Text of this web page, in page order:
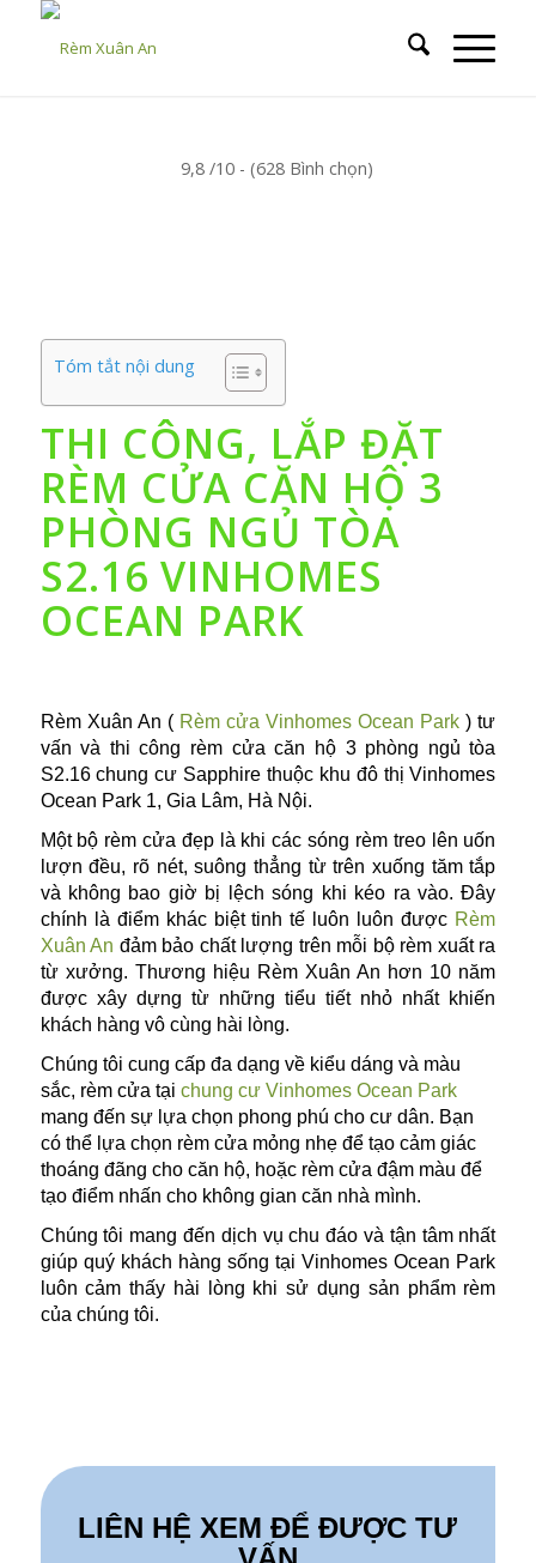
9,8 /10 - (628 Bình chọn)
Tóm tắt nội dung
THI CÔNG, LẮP ĐẶT
RÈM CỬA CĂN HỘ 3
PHÒNG NGỦ TÒA
S2.16 VINHOMES
OCEAN PARK
Rèm Xuân An ( Rèm cửa Vinhomes Ocean Park ) tư
vấn và thi công rèm cửa căn hộ 3 phòng ngủ tòa
S2.16 chung cư Sapphire thuộc khu đô thị Vinhomes
Ocean Park 1, Gia Lâm, Hà Nội.
Một bộ rèm cửa đẹp là khi các sóng rèm treo lên uốn
lượn đều, rõ nét, suông thẳng từ trên xuống tăm tắp
và không bao giờ bị lệch sóng khi kéo ra vào. Đây
chính là điểm khác biệt tinh tế luôn luôn được Rèm
Xuân An đảm bảo chất lượng trên mỗi bộ rèm xuất ra
từ xưởng. Thương hiệu Rèm Xuân An hơn 10 năm
được xây dựng từ những tiểu tiết nhỏ nhất khiến
khách hàng vô cùng hài lòng.
Chúng tôi cung cấp đa dạng về kiểu dáng và màu
sắc, rèm cửa tại chung cư Vinhomes Ocean Park
mang đến sự lựa chọn phong phú cho cư dân. Bạn
có thể lựa chọn rèm cửa mỏng nhẹ để tạo cảm giác
thoáng đãng cho căn hộ, hoặc rèm cửa đậm màu để
tạo điểm nhấn cho không gian căn nhà mình.
Chúng tôi mang đến dịch vụ chu đáo và tận tâm nhất
giúp quý khách hàng sống tại Vinhomes Ocean Park
luôn cảm thấy hài lòng khi sử dụng sản phẩm rèm
của chúng tôi.
LIÊN HỆ XEM ĐỂ ĐƯỢC TƯ